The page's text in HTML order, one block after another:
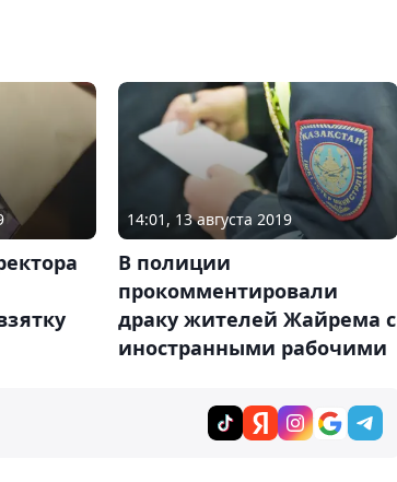
14:01, 13 августа 2019
В полиции
прокомментировали
драку жителей Жайрема с
иностранными рабочими